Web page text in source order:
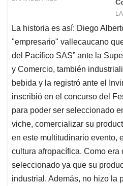
La historia es así: Diego
"empresario" vallecaucano
del Pacífico SAS” ante la
y Comercio, también
bebida y la registró ante el
inscribió en el concurso del
para poder ser seleccionado
viche, comercializar su
en este multitudinario evento,
cultura afropacífica. Como era
seleccionado ya que su
industrial. Además, no hizo la